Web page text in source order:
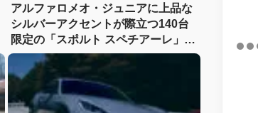
アルファロメオ・ジュニアに上品な
シルバーアクセントが際立つ140台
限定の「スポルト スペチアーレ」が
登場！